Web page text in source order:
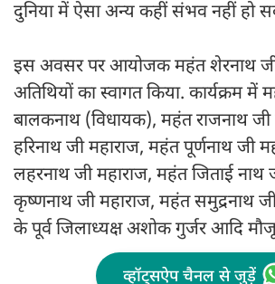
दुनिया में ऐसा अन्य कहीं संभव नहीं हो
इस अवसर पर आयोजक महंत शेरनाथ
अतिथियों का स्वागत किया. कार्यक्रम में
बालकनाथ (विधायक), महंत राजनाथ जी
हरिनाथ जी महाराज, महंत पूर्णनाथ जी
लहरनाथ जी महाराज, महंत जिताई नाथ
कृष्णनाथ जी महाराज, महंत समुद्रनाथ
के पूर्व जिलाध्यक्ष अशोक गुर्जर आदि
व्हॉट्सऐप चैनल से जुड़ें